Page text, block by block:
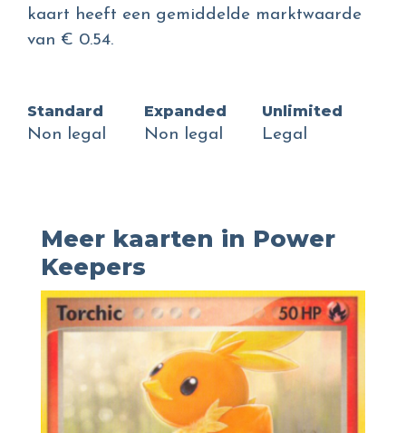
kaart heeft een gemiddelde marktwaarde
van € 0.54.
Standard
Non legal
Expanded
Non legal
Unlimited
Legal
Meer kaarten in Power
Keepers